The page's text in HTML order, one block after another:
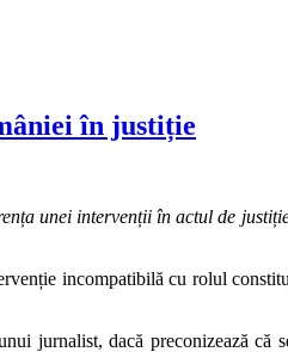
în justiție
unei intervenții în actul de
incompatibilă cu rolul
jurnalist, dacă preconizează că